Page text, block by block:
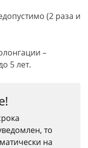
(2 раза и
–
5 лет.
то
на